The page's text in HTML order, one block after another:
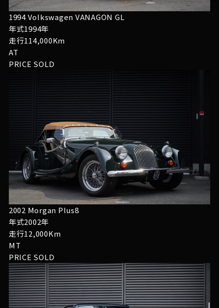
1994 Volkswagen VANAGON GL
年式1994年
走行114,000Km
AT
PRICE SOLD
2002 Morgan Plus8
年式2002年
走行12,000Km
MT
PRICE SOLD